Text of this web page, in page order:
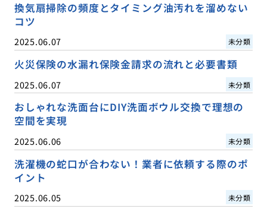
換気扇掃除の頻度とタイミング油汚れを溜めない
コツ
2025.06.07 未分類
火災保険の水漏れ保険金請求の流れと必要書類
2025.06.07 未分類
おしゃれな洗面台にDIY洗面ボウル交換で理想の
空間を実現
2025.06.06 未分類
洗濯機の蛇口が合わない！業者に依頼する際のポ
イント
2025.06.05 未分類